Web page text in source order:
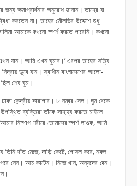
ক্ষমাপ্রার্থনার অনুরোধ জানান। তাহের যা
করতেন না। তাহের মৌলভির উদ্দেশে শুধু
আমাকে কখনো স্পর্শ করতে পারেনি। কখনো
যান। আমি এখন ঘুমাব।’ এরপর তাহের সত্যি
ডুবে যান। স্বাধীন বাংলাদেশের আলো-
ছিল শেষ ঘুম।
কেন্দ্রীয় কারাগার। ৮ নম্বর সেল। ঘুম থেকে
ব্যক্তিরা তাঁকে সাহায্য করতে চাইলে
নিষ্পাপ শরীরে তোমাদের স্পর্শ লাগুক, আমি
তিনি দাঁত মেজে, দাড়ি কেটে, গোসল করে, নকল
পরে নেন। আম কাটেন। নিজে খান, অন্যদের দেন।